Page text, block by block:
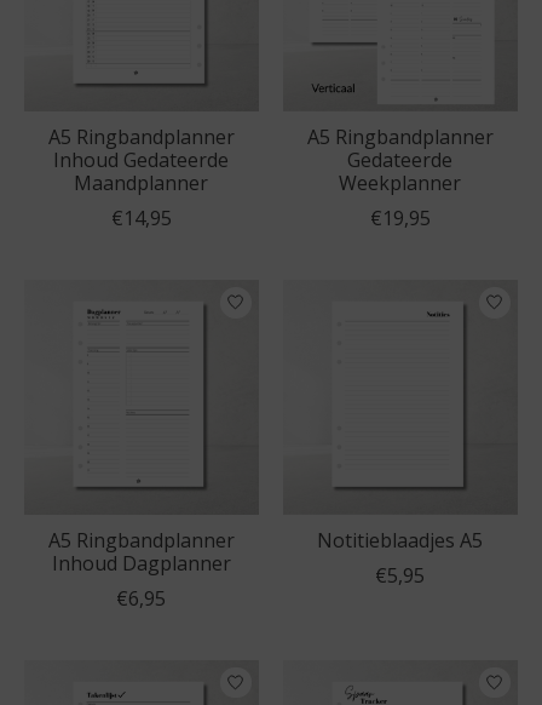
A5 Ringbandplanner
Inhoud Gedateerde
Maandplanner
€14,95
A5 Ringbandplanner
Gedateerde
Weekplanner
€19,95
A5 Ringbandplanner
Inhoud Dagplanner
€6,95
Notitieblaadjes A5
€5,95